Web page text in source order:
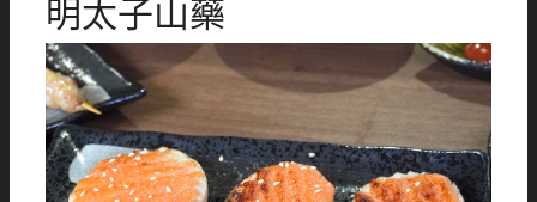
明太子山藥